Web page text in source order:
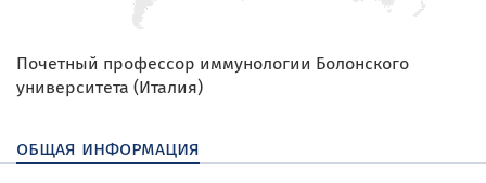
Почетный профессор иммунологии Болонского
университета (Италия)
общая информация